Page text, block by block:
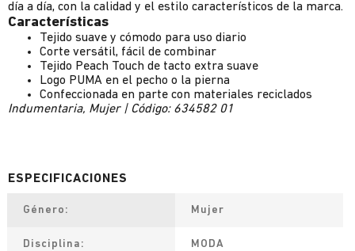
día a día, con la calidad y el estilo característicos de la marca.
Características
Tejido suave y cómodo para uso diario
Corte versátil, fácil de combinar
Tejido Peach Touch de tacto extra suave
Logo PUMA en el pecho o la pierna
Confeccionada en parte con materiales reciclados
Indumentaria, Mujer | Código: 634582 01
Género Mujer
Disciplina MODA